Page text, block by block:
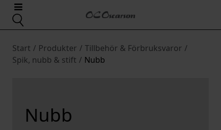
Start / Produkter / Tillbehör & Förbruksvaror /
Spik, nubb & stift / Nubb
Nubb